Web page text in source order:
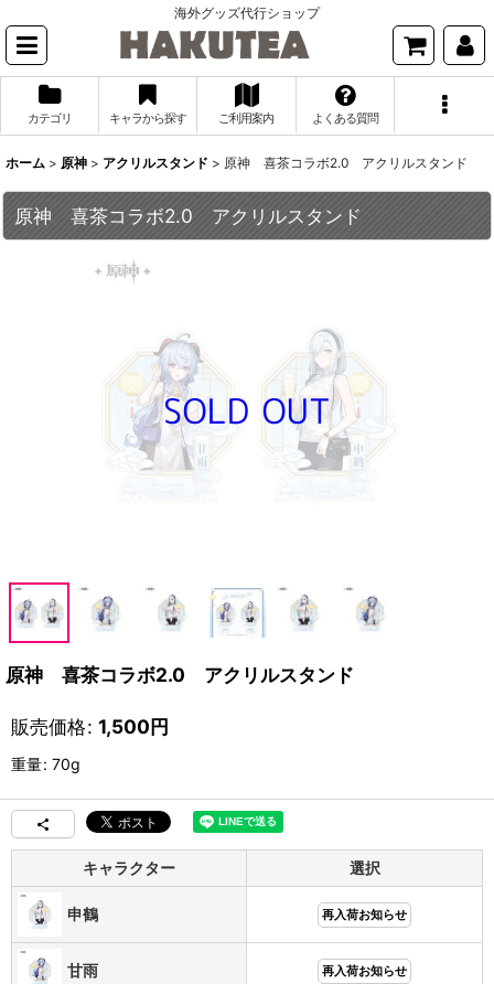
海外グッズ代行ショップ
カテゴリ キャラから探す ご利用案内 よくある質問
ホーム > 原神 > アクリルスタンド > 原神 喜茶コラボ2.0 アクリルスタンド
原神 喜茶コラボ2.0 アクリルスタンド
原神 喜茶コラボ2.0 アクリルスタンド
販売価格: 1,500円
重量: 70g
キャラクター 選択
申鶴 再入荷お知らせ
甘雨 再入荷お知らせ